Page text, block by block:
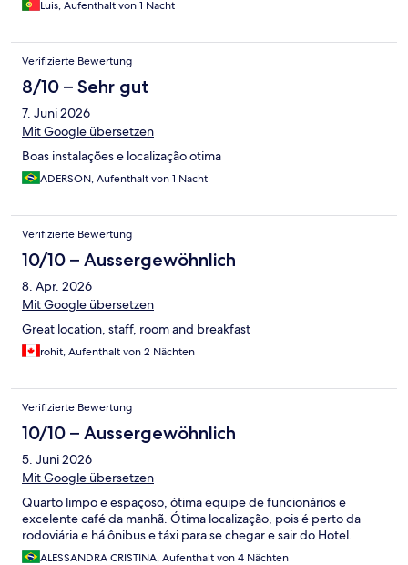
Luis, Aufenthalt von 1 Nacht
Verifizierte Bewertung
8/10 – Sehr gut
7. Juni 2026
Mit Google übersetzen
Boas instalações e localização otima
ADERSON, Aufenthalt von 1 Nacht
Verifizierte Bewertung
10/10 – Aussergewöhnlich
8. Apr. 2026
Mit Google übersetzen
Great location, staff, room and breakfast
rohit, Aufenthalt von 2 Nächten
Verifizierte Bewertung
10/10 – Aussergewöhnlich
5. Juni 2026
Mit Google übersetzen
Quarto limpo e espaçoso, ótima equipe de funcionários e
excelente café da manhã. Ótima localização, pois é perto da
rodoviária e há ônibus e táxi para se chegar e sair do Hotel.
ALESSANDRA CRISTINA, Aufenthalt von 4 Nächten